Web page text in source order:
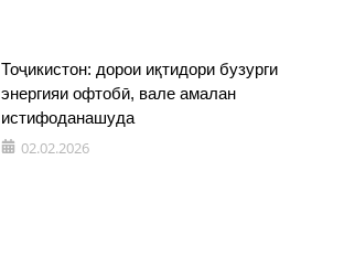
Тоҷикистон: дорои иқтидори бузурги
энергияи офтобӣ, вале амалан
истифоданашуда
02.02.2026